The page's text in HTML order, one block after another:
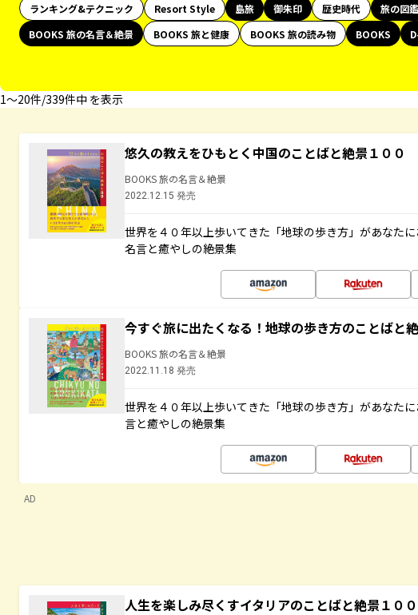
ランキング&テクニック
Resort Style 島旅 御朱印 歴史時代 旅の図鑑
BOOKS 旅の名言＆絶景
BOOKS 旅と健康 BOOKS 旅の読み物 BOOKS
1〜20件/339件中 を表示
悠久の教えをひもとく中国のことばと絶景１００
BOOKS 旅の名言＆絶景
2022.12.15 発売
世界を４０年以上歩いてきた「地球の歩き方」があなた
名言と癒やしの絶景集
今すぐ旅に出たくなる！地球の歩き方のことばと
BOOKS 旅の名言＆絶景
2022.11.18 発売
世界を４０年以上歩いてきた「地球の歩き方」があなた
言と癒やしの絶景集
AD
人生を楽しみ尽くすイタリアのことばと絶景１００